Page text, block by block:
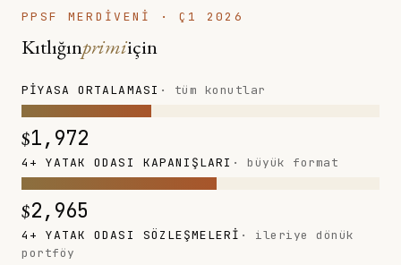
PPSF MERDİVENİ · Ç1 2026
Kıtlığınprimiiçin
PIYASA ORTALAMASI · tüm konutlar
$1,972
4+ YATAK ODASI KAPANIŞLARI · büyük format
$2,965
4+ YATAK ODASI SÖZLEŞMELERI · ileriye dönük
portföy